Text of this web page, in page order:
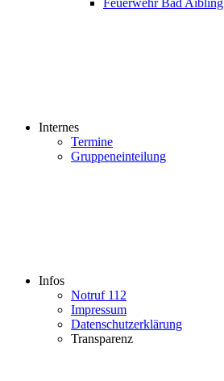
Feuerwehr Bad Aibling
Internes
Termine
Gruppeneinteilung
Infos
Notruf 112
Impressum
Datenschutzerklärung
Transparenz